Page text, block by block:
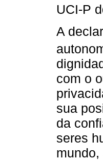
UCI-P
A
com o
sua
da
seres